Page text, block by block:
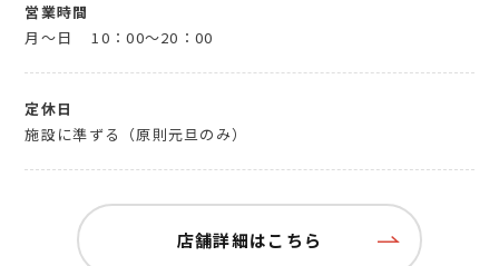
営業時間
月～日
10：00～20：00
定休日
施設に準ずる（原則元旦のみ）
店舗詳細はこちら